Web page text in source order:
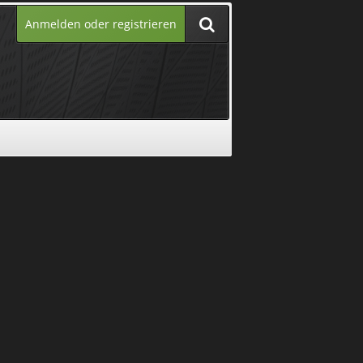
Anmelden oder registrieren